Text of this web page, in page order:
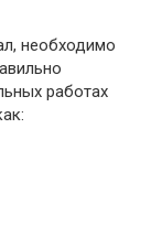
необходимо
работах